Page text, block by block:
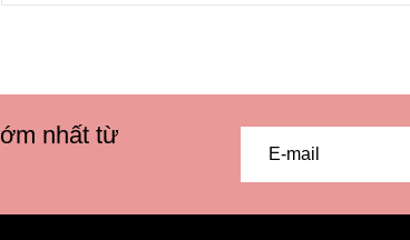
nhất từ